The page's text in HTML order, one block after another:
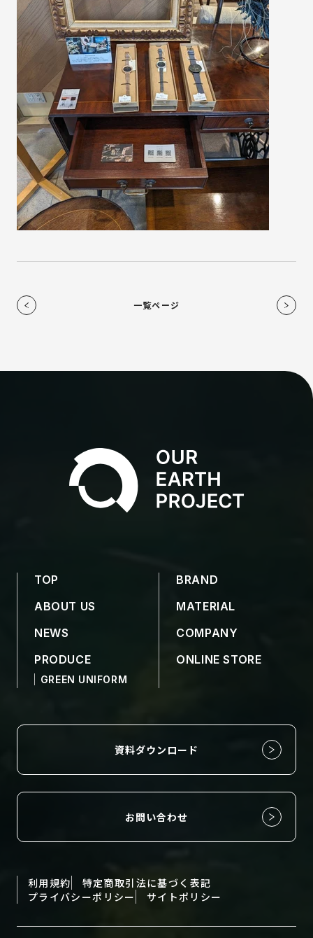
一覧ページ
TOP
ABOUT US
NEWS
PRODUCE
GREEN UNIFORM
BRAND
MATERIAL
COMPANY
ONLINE STORE
資料ダウンロード
お問い合わせ
利用規約
特定商取引法に基づく表記
プライバシーポリシー
サイトポリシー